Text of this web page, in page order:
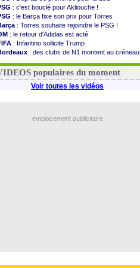
: c'est bouclé pour Akliouche !
: le Barça fixe son prix pour Torres
: Torres souhaite rejoindre le PSG !
: le retour d'Adidas est acté
: Infantino sollicite Trump
: des clubs de N1 montent au créneau
: le démenti de Leipzig pour Diomandé
populaires du moment
Voir toutes les vidéos
emplacement publicitaire